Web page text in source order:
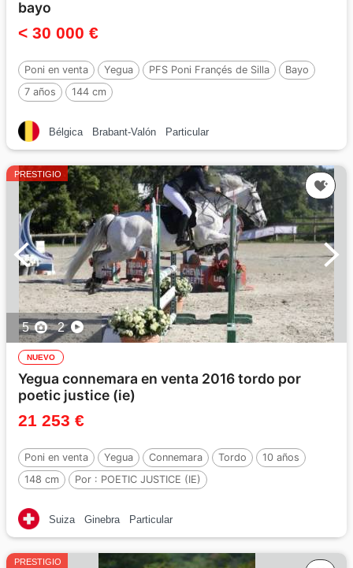
bayo
< 30 000 €
Poni en venta Yegua PFS Poni Françés de Silla
Bayo
7 años
144 cm
Bélgica Brabant-Valón Particular
PRESTIGIO
5 2
NUEVO
Yegua connemara en venta 2016 tordo por
poetic justice (ie)
21 253 €
Poni en venta Yegua Connemara Tordo
10 años
148 cm
Por : POETIC JUSTICE (IE)
Suiza Ginebra Particular
PRESTIGIO